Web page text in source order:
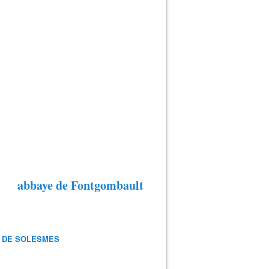
abbaye de Fontgombault
SOLESMES